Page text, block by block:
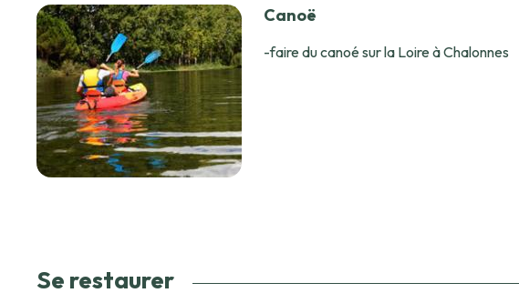
Canoë
-faire du canoé sur la Loire à Chalonnes
Se restaurer